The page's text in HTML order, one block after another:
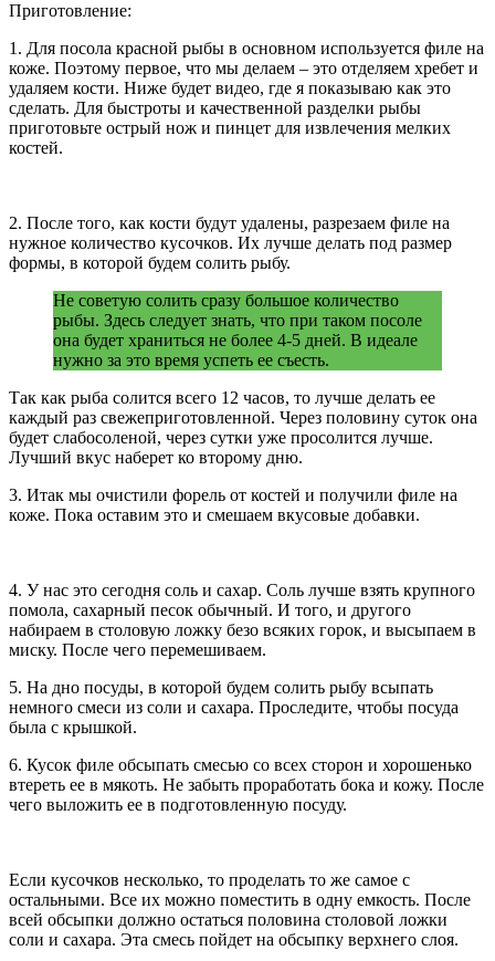
Приготовление:
1. Для посола красной рыбы в основном используется филе на
коже. Поэтому первое, что мы делаем – это отделяем хребет и
удаляем кости. Ниже будет видео, где я показываю как это
сделать. Для быстроты и качественной разделки рыбы
приготовьте острый нож и пинцет для извлечения мелких
костей.
2. После того, как кости будут удалены, разрезаем филе на
нужное количество кусочков. Их лучше делать под размер
формы, в которой будем солить рыбу.
Не советую солить сразу большое количество
рыбы. Здесь следует знать, что при таком посоле
она будет храниться не более 4-5 дней. В идеале
нужно за это время успеть ее съесть.
Так как рыба солится всего 12 часов, то лучше делать ее
каждый раз свежеприготовленной. Через половину суток она
будет слабосоленой, через сутки уже просолится лучше.
Лучший вкус наберет ко второму дню.
3. Итак мы очистили форель от костей и получили филе на
коже. Пока оставим это и смешаем вкусовые добавки.
4. У нас это сегодня соль и сахар. Соль лучше взять крупного
помола, сахарный песок обычный. И того, и другого
набираем в столовую ложку безо всяких горок, и высыпаем в
миску. После чего перемешиваем.
5. На дно посуды, в которой будем солить рыбу всыпать
немного смеси из соли и сахара. Проследите, чтобы посуда
была с крышкой.
6. Кусок филе обсыпать смесью со всех сторон и хорошенько
втереть ее в мякоть. Не забыть проработать бока и кожу. После
чего выложить ее в подготовленную посуду.
Если кусочков несколько, то проделать то же самое с
остальными. Все их можно поместить в одну емкость. После
всей обсыпки должно остаться половина столовой ложки
соли и сахара. Эта смесь пойдет на обсыпку верхнего слоя.